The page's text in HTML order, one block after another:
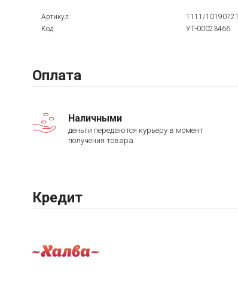
Артикул:
1111/10190721
Код:
УТ-00023466
Оплата
Наличными
деньги передаются курьеру в момент
получения товара
Кредит